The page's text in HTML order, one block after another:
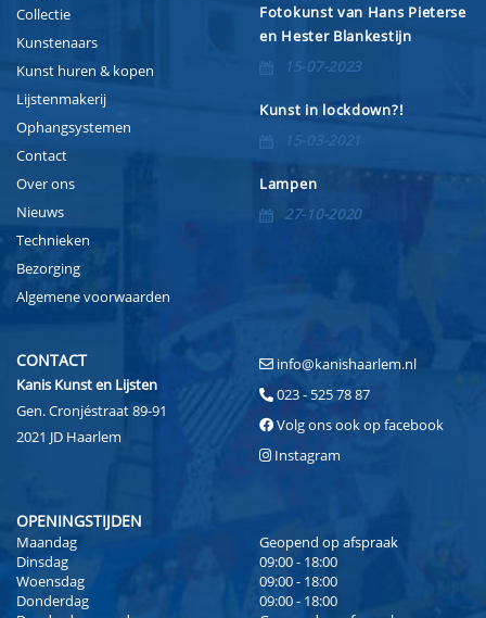
Collectie
Kunstenaars
Kunst huren & kopen
Lijstenmakerij
Ophangsystemen
Contact
Over ons
Nieuws
Technieken
Bezorging
Algemene voorwaarden
Fotokunst van Hans Pieterse
en Hester Blankestijn
15-07-2023
Kunst in lockdown?!
15-03-2021
Lampen
27-10-2020
CONTACT
Kanis Kunst en Lijsten
Gen. Cronjéstraat 89-91
2021 JD Haarlem
info@kanishaarlem.nl
023 - 525 78 87
Volg ons ook op facebook
Instagram
OPENINGSTIJDEN
Maandag
Geopend op afspraak
Dinsdag
09:00 - 18:00
Woensdag
09:00 - 18:00
Donderdag
09:00 - 18:00